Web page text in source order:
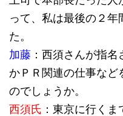
って、私は最後の２
た。
加藤 ：西須さんが指
かＰＲ関連の仕事など
のでしょうか。
西須氏 ：東京に行く